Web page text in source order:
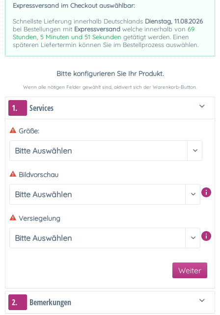
Expressversand im Checkout auswählbar:
Schnellste Lieferung innerhalb Deutschlands Dienstag, 11.08.2026
bei Bestellungen mit Expressversand welche innerhalb von 69
Stunden, 5 Minuten und 50 Sekunden getätigt werden. Einen
späteren Liefertermin können Sie im Bestellprozess auswählen.
Bitte konfigurieren Sie Ihr Produkt.
Wenn alle nötigen Felder gewählt sind, aktiviert sich der Warenkorb-Button.
1. Services
Größe:
Bildvorschau
Versiegelung
Weiter
2. Bemerkungen